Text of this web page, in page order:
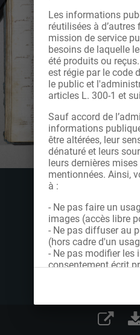
Les informations
réutilisées à
mission de service
besoins de laquelle
été produits ou
est régie par le code
le public et
articles L. 300-1 et
Sauf accord de
informations
être altérées, leur
dénaturé et leurs
leurs dernières
mentionnées. Ainsi,
à :
- Ne pas faire un
images (accès libre
- Ne pas diffuser au
(hors cadre d'un
- Ne pas modifier les
consentement écrit
Dans le cas
à nous contacter
de Licence souhaitée
proposées et le cas